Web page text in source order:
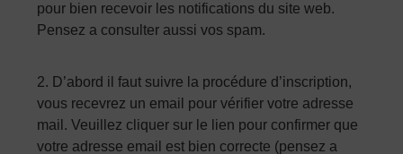
pour bien recevoir les notifications du site web.
Pensez a consulter aussi vos spam.
2. D’abord il faut suivre la procédure d’inscription,
vous recevrez un email pour vérifier votre adresse
mail. Veuillez cliquer sur le lien pour confirmer que
votre adresse email est bien correcte (pensez a